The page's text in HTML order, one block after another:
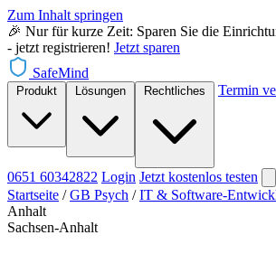
Zum Inhalt springen
🎉 Nur für kurze Zeit: Sparen Sie die
- jetzt registrieren! Jetzt sparen
SafeMind
Termin
0651 60342822 Login Jetzt kostenlos testen
Startseite / GB Psych / IT & Software-
Anhalt
Sachsen-Anhalt